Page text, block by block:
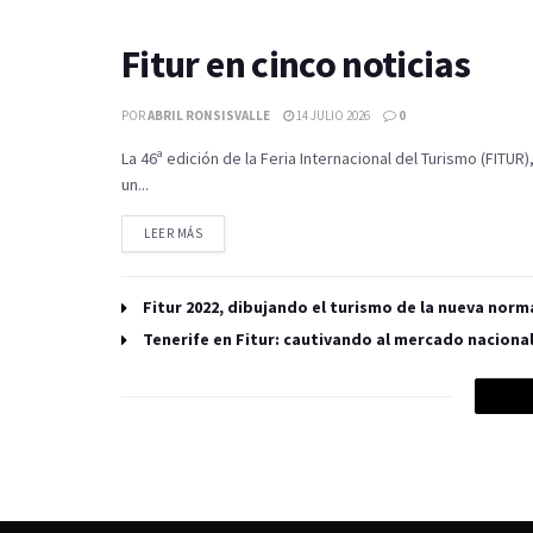
Fitur en cinco noticias
PORABRIL RONSISVALLE 14 JULIO 2026 0
La 46ª edición de la Feria Internacional del Turismo
un...
LEER MÁS
Fitur 2022, dibujando el turismo de la nueva
Tenerife en Fitur: cautivando al mercado nacional